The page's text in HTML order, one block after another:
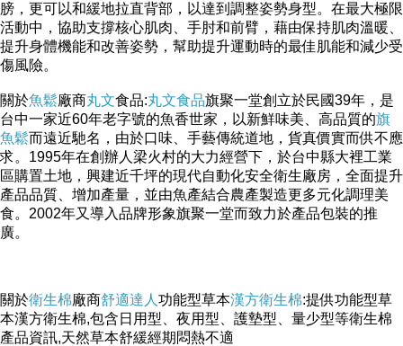
1.可與化妝水在掌心均勻混合後，按摩面部及頸部肌膚，
以提升肌膚保濕度
2.可先均勻塗抹<精華油>於潔淨後的肌膚，再取較多量的
乳霜按摩肌膚3~5分鐘，使用後面部肌膚水嫩、明亮、由
內而外透出水嫩光采。
膀，更可以和緩地拉直背部，以達到調整姿勢身型。在最大極限
活動中，協助支撐核心肌肉、手肘和前臂，藉由保持肌肉溫暖、
提升身體機能和改善姿勢，幫助提升運動時的最佳肌能和減少受
傷風險。
關於魚鬆廠商丸文食品:丸文食品旗聚一堂創立於民國39年，是
台中一家近60年老字號的魚香世家，以新鮮味美、高品質的旗
魚鬆而遠近馳名，由於口味、手藝傳統道地，貨真價實而供不應
求。1995年在創辦人梁火村的大力經營下，於台中縣大裡工業
區購置土地，興建近千坪的現代自動化安全衛生廠房，全面提升
產品品質、增加產量，並由魚產結合農產製造更多元化調理美
食。2002年又導入品牌形象旗聚一堂而致力於產品包裝的推
廣。
關於衛生棉廠商舒適達人 功能型草本漢方衛生棉:提供功能型草
本漢方衛生棉,包含日用型、夜用型、護墊型、量少型等衛生棉
產品資訊,天然草本舒緩經期悶熱不適